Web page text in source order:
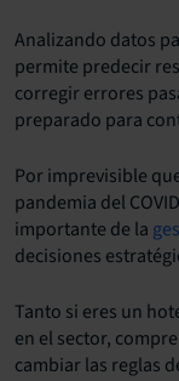
Analizando datos
permite predecir
corregir errores
preparado para
Por imprevisible
pandemia del
importante de la
decisiones
Tanto si eres un
en el sector,
cambiar las reglas